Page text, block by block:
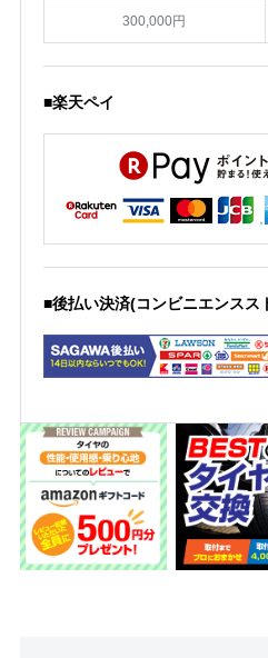
300,000円
■楽天ペイ
■後払い決済(コンビニエンスス